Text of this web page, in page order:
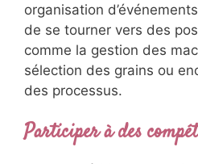
organisation
de se tourner vers des
comme la gestion des
sélection des grains ou
des processus.
Participer à des